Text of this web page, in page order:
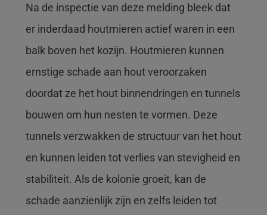
Na de inspectie van deze melding bleek dat
er inderdaad houtmieren actief waren in een
balk boven het kozijn. Houtmieren kunnen
ernstige schade aan hout veroorzaken
doordat ze het hout binnendringen en tunnels
bouwen om hun nesten te vormen. Deze
tunnels verzwakken de structuur van het hout
en kunnen leiden tot verlies van stevigheid en
stabiliteit. Als de kolonie groeit, kan de
schade aanzienlijk zijn en zelfs leiden tot